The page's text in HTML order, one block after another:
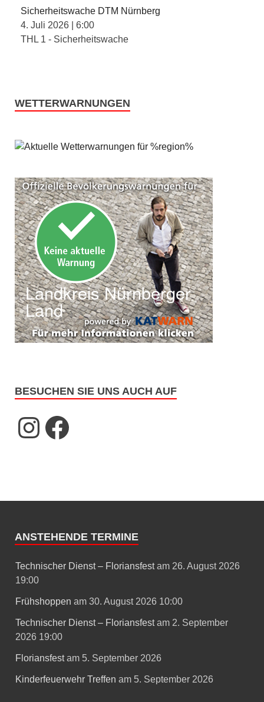
Sicherheitswache DTM Nürnberg
4. Juli 2026
6:00
THL 1 - Sicherheitswache
WETTERWARNUNGEN
BESUCHEN SIE UNS AUCH AUF
ANSTEHENDE TERMINE
Technischer Dienst – Floriansfestam 26. August 2026
19:00
Frühshoppen am 30. August 2026 10:00
Technischer Dienst – Floriansfestam 2. September
2026 19:00
Floriansfestam 5. September 2026
Kinderfeuerwehr Treffen am 5. September 2026